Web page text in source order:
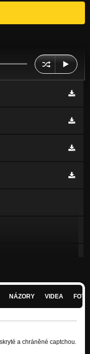
NÁZORY VIDEA
a chráněné captchou.